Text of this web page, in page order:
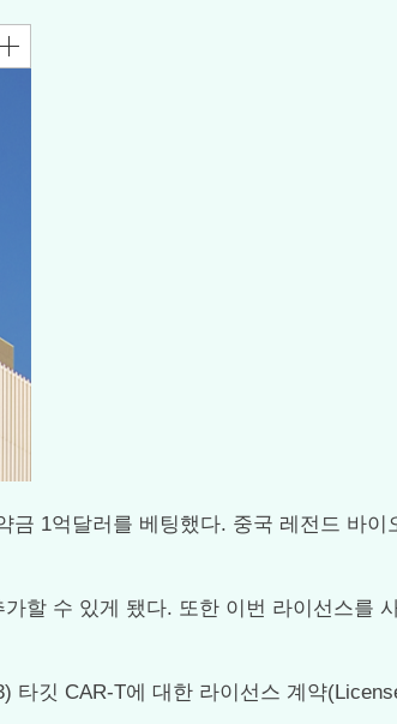
1억달러를 베팅했다. 중국 레전드 바
수 있게 됐다. 또한 이번 라이선스를
깃 CAR-T에 대한 라이선스 계약